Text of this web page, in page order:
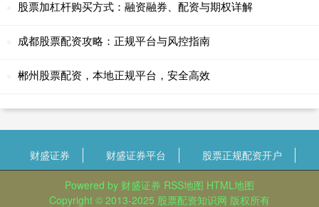
股票加杠杆购买方式：融资融券、配资与期权详解
成都股票配资攻略：正规平台与风控指南
郴州股票配资，本地正规平台，安全高效
财盛证券 财盛证券平台 股票正规配资开户
Powered by 财盛证券 RSS地图 HTML地图
Copyright © 2013-2025 股票配资知识网 版权所有